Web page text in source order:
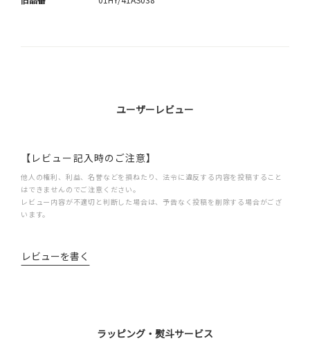
ユーザーレビュー
【レビュー記入時のご注意】
他人の権利、利益、名誉などを損ねたり、法令に違反する内容を投稿すること
はできませんのでご注意ください。
レビュー内容が不適切と判断した場合は、予告なく投稿を削除する場合がござ
います。
レビューを書く
ラッピング・熨斗サービス